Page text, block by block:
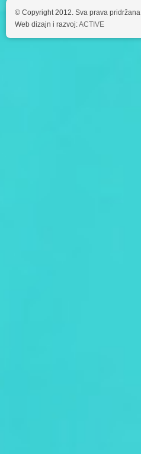
© Copyright 2012. Sva prava pridržana
Web dizajn i razvoj:ACTIVE